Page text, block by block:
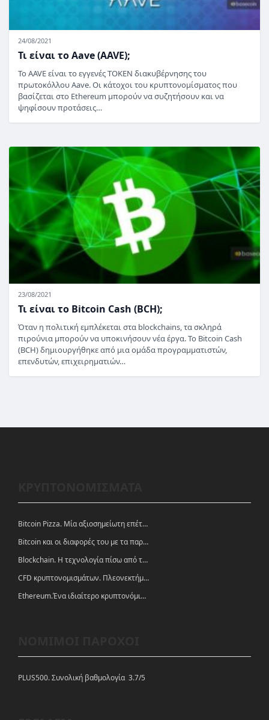
24/08/2021
Τι είναι το Aave (AAVE);
Το AAVE είναι το εγγενές TOKEN διακυβέρνησης του
πρωτοκόλλου Aave. Οι κάτοχοι του κρυπτονομίσματος που
βασίζεται στο Ethereum μπορούν να συζητήσουν και να
ψηφίσουν προτάσεις…
23/08/2021
Τι είναι το Bitcoin Cash (BCH);
Όταν η πολιτική εμπλέκεται στα blockchains, τα σκληρά
πιρούνια μπορούν να υποκινήσουν νέα έργα. Το Bitcoin Cash
(BCH) δημιουργήθηκε από μια ομάδα προγραμματιστών,
επενδυτών, επιχειρηματιών…
Bitcoin Pizza. Μία αξιοσημείωτη επέτειος.
Bitcoin και οι διαφορές του με τα παραδοσιακά νομίσματα
Blockchain. Η τεχνολογία πίσω από τα κρυπτονομίσματα
CFD κρυπτονομισμάτων. Πλεονεκτήματα και ευκαιρίες
Ethereum.Ένα ιδιαίτερο κρυπτονόμισμα-πλατφόρμα
PLUS500. Συνολική βαθμολογία 3.7/5